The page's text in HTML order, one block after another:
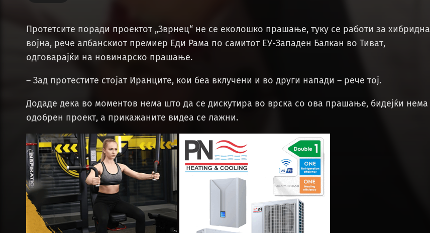
Протетсите поради проектот „Зврнец“ не се еколошко прашање, туку се работи за хибридна
војна, рече албанскиот премиер Еди Рама по самитот ЕУ-Западен Балкан во Тиват,
одговарајќи на новинарско прашање.
– Зад протестите стојат Иранците, кои беа вклучени и во други напади – рече тој.
Додаде дека во моментов нема што да се дискутира во врска со ова прашање, бидејќи нема
одобрен проект, а прикажаните видеа се лажни.